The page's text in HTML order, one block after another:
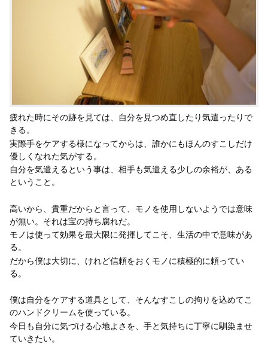
疲れた時にその跡を見ては、自分を見つめ直したり気遣ったりで
きる。
実際手をケアする様になってからは、誰かにもほんのすこしだけ
優しくなれた気がする。
自分を気遣えるという事は、相手も気遣える少しの余裕が、ある
ということ。
高いから、貴重だからと言って、モノを使用しないようでは意味
が無い。それは宝の持ち腐れだ。
モノは使って効果を最大限に発揮してこそ、生活の中で意味があ
る。
だから僕は大切に、けれど信頼をおくモノに積極的に頼ってい
る。
僕は自分をケアする道具として、そんなすこしの拘りを込めてこ
のハンドクリームを使っている。
今日も自分に気づける心地よさを、手と気持ちに丁寧に馴染ませ
ていきたい。